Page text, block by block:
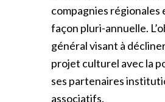
compagnies régionales
façon pluri-annuelle.
général visant à
projet culturel avec la
ses partenaires
associatifs.